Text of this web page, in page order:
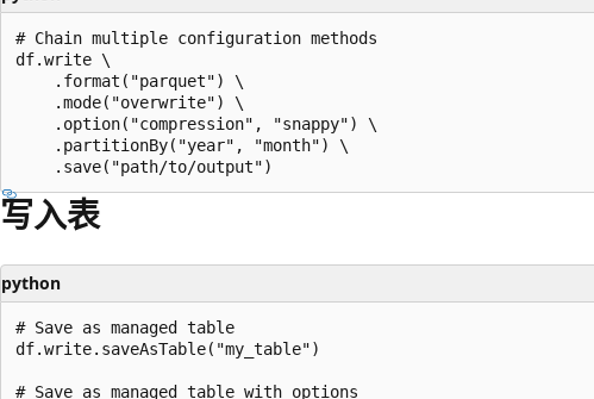
# Chain multiple configuration methods
df.write \
    .format("parquet") \
    .mode("overwrite") \
    .option("compression", "snappy") \
    .partitionBy("year", "month") \
写入表
python
# Save as managed table
df.write.saveAsTable("my_table")
# Save as managed table with options